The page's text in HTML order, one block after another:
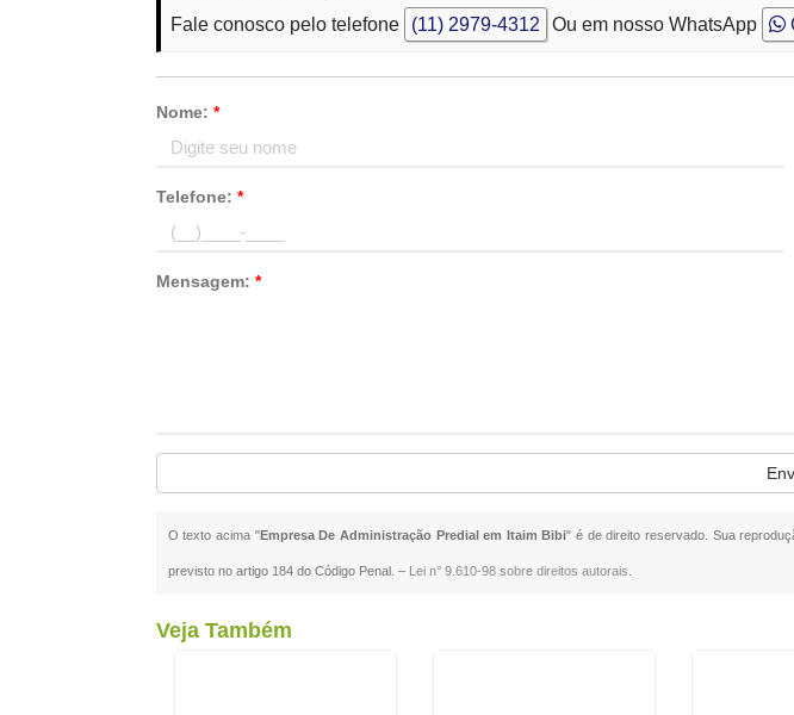
Fale conosco pelo telefone
(11) 2979-4312 Ou em nosso WhatsApp
Nome: *
Telefone: *
Mensagem: *
O texto acima "Empresa De Administração Predial em Itaim Bibi" é de direito reservado. Sua
previsto no artigo 184 do Código Penal. – Lei n° 9.610-98 sobre direitos autorais
Veja Também